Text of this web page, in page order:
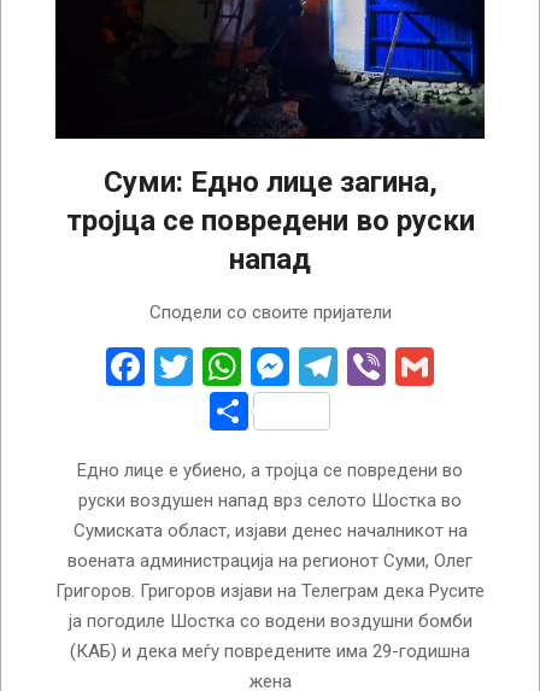
Суми: Едно лице загина,
тројца се повредени во руски
напад
Сподели со своите пријатели
Facebook
Twitter
WhatsApp
Messenger
Telegram
Viber
Share
Едно лице е убиено, а тројца се повредени во
руски воздушен напад врз селото Шостка во
Сумиската област, изјави денес началникот на
воената администрација на регионот Суми, Олег
Григоров. Григоров изјави на Телеграм дека Русите
ја погодиле Шостка со водени воздушни бомби
(КАБ) и дека меѓу повредените има 29-годишна
жена